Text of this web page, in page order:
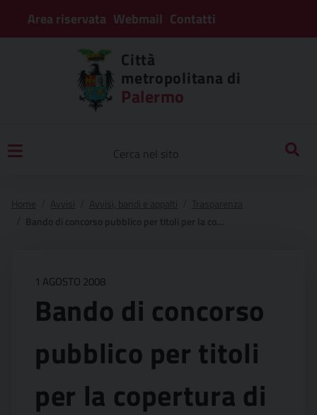
Area riservata Webmail Contatti
Città
metropolitana di
Palermo
1 AGOSTO 2008
Bando di concorso
pubblico per titoli
per la copertura di